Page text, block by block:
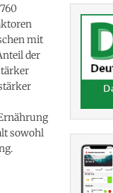
mit
der
sowohl